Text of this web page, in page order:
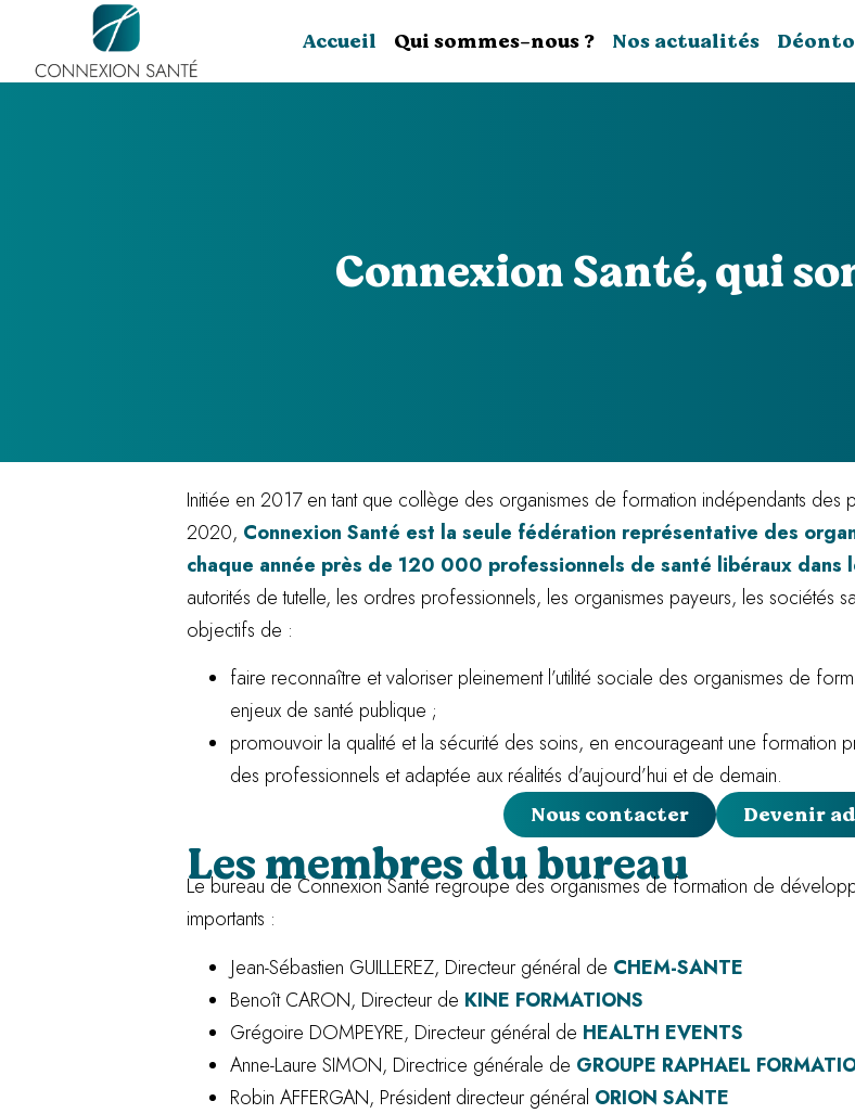
Accueil Qui sommes-nous ? Nos actualités
Connexion Santé, qui
Initiée en 2017 en tant que collège des organismes de formation indépendants
2020, Connexion Santé est la seule fédération représentative des
chaque année près de 120 000 professionnels de santé libéraux dans
autorités de tutelle, les ordres professionnels, les organismes payeurs, les sociétés
objectifs de :
faire reconnaître et valoriser pleinement l’utilité sociale des organismes de
enjeux de santé publique ;
promouvoir la qualité et la sécurité des soins, en encourageant une formation
des professionnels et adaptée aux réalités d’aujourd’hui et de demain.
Nous contacter
Devenir
Les membres du bureau
Le bureau de Connexion Santé regroupe des organismes de formation de
importants :
Jean-Sébastien GUILLEREZ, Directeur général de CHEM-SANTE
Benoît CARON, Directeur de KINE FORMATIONS
Grégoire DOMPEYRE, Directeur général de HEALTH EVENTS
Anne-Laure SIMON, Directrice générale de GROUPE RAPHAEL
Robin AFFERGAN, Président directeur général ORION SANTE